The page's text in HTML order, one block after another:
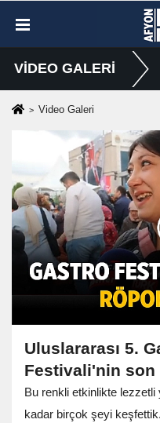
VİDEO GALERİ
Video Galeri
Uluslararası 5.
Festivali'nin son
Bu renkli etkinlikte
kadar birçok şeyi